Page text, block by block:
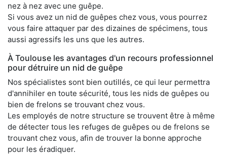
nez à nez avec une guêpe.
Si vous avez un nid de guêpes chez vous, vous pourrez
vous faire attaquer par des dizaines de spécimens, tous
aussi agressifs les uns que les autres.
À Toulouse les avantages d'un recours professionnel
pour détruire un nid de guêpe
Nos spécialistes sont bien outillés, ce qui leur permettra
d'annihiler en toute sécurité, tous les nids de guêpes ou
bien de frelons se trouvant chez vous.
Les employés de notre structure se trouvent être à même
de détecter tous les refuges de guêpes ou de frelons se
trouvant chez vous, afin de trouver la bonne approche
pour les éradiquer.